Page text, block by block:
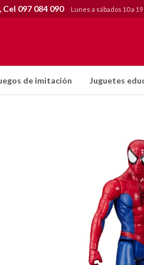
de imitación Juguetes
Cel 097 084 090 Lunes a sábados 10 a